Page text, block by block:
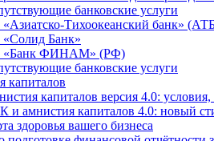
банковские услуги
Тихоокеанский банк»
Банк»
«Банк ФИНАМ» (РФ)
банковские услуги
капиталов
капиталов версия 4.0: условия,
и амнистия капиталов 4.0: новый
здоровья вашего бизнеса